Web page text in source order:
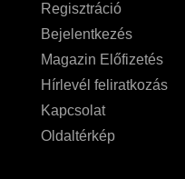
Regisztráció
Bejelentkezés
Magazin Előfizetés
Hírlevél feliratkozás
Kapcsolat
Oldaltérkép